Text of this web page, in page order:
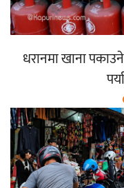
धरानमा खाना